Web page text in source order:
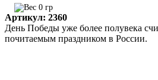
0 гр
Артикул: 2360
День Победы уже более полувека
почитаемым праздником в России.